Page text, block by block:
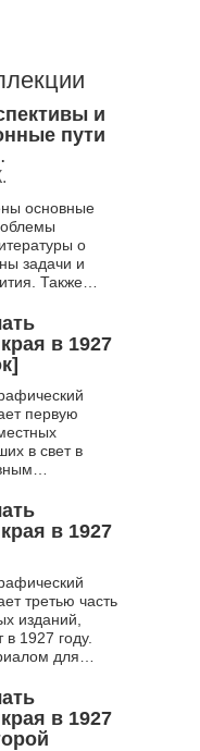
и
пути
в
основные
о
задачи и
Также
вошедший в
в 1927
первую
в свет в
данные
Палаты,
в 1927
третью часть
изданий,
1927 году.
для
Книжной
в 1927